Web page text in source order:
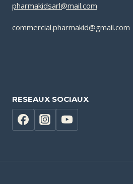
pharmakidsarl@mail.com
commercial.pharmakid@gmail.com
RESEAUX SOCIAUX